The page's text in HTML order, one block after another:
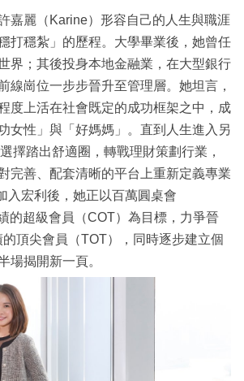
嘉麗（Karine）形容自己的人生與職涯
打穩紮」的歷程。大學畢業後，她曾任
界；其後投身本地金融業，在大型銀行
線崗位一步步晉升至管理層。她坦言，
度上活在社會既定的成功框架之中，成
女性」與「好媽媽」。直到人生進入另
擇踏出舒適圈，轉戰理財策劃行業，
完善、配套清晰的平台上重新定義專業
入宏利後，她正以百萬圓桌會
的超級會員（COT）為目標，力爭晉
頂尖會員（TOT），同時逐步建立個
場揭開新一頁。